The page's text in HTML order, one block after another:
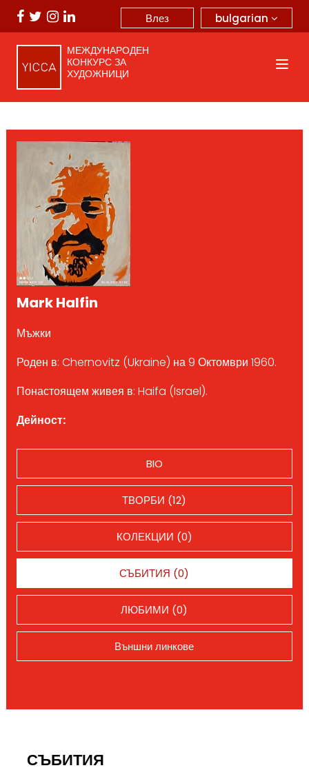
bulgarian
Влез
МЕЖДУНАРОДЕН
КОНКУРС ЗА
ХУДОЖНИЦИ
Mark Halfin
Мъжки
Роден в: Chernovitz (Ukraine) на 9 Октомври 1960.
Понастоящем живея в: Haifa (Israel).
Дейност:
BIO
ТВОРБИ (12)
КОЛЕКЦИИ (0)
СЪБИТИЯ (0)
ЛЮБИМИ (0)
Външни линкове
СЪБИТИЯ